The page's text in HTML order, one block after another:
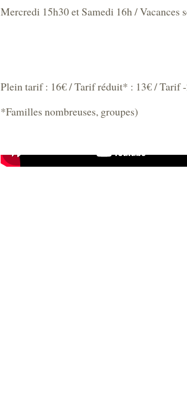
Mercredi 15h30 et Samedi 16h / Vacances
Plein tarif : 16€ / Tarif réduit* : 13€ / Tarif
*Familles nombreuses, groupes)